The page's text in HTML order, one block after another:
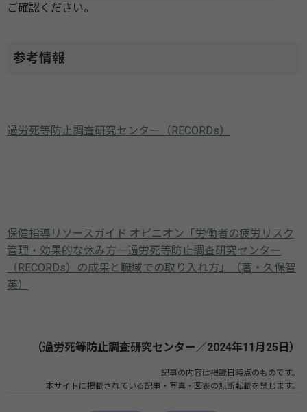
ご確認ください。
参考情報
過労死等防止調査研究センター（RECORDs）
保健指導リソースガイド オピニオン「労働者の疲労リスク
管理・効果的な休み方―過労死等防止調査研究センター
（RECORDs）の成果と職域での取り入れ方」（著・久保智
英）
（過労死等防止調査研究センター／2024年11月25日）
記事の内容は掲載日時点のものです。
本サイトに掲載されている記事・写真・図表の無断転載を禁じます。